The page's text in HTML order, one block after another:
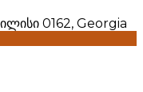
0162, Georgia